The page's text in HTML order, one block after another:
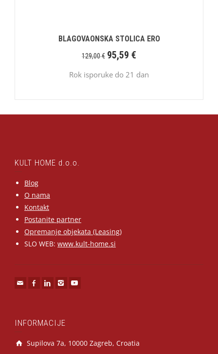
BLAGOVAONSKA STOLICA ERO
129,00€ 95,59 €
Rok isporuke do 21 dan
KULT HOME d.o.o.
Blog
O nama
Kontakt
Postanite partner
Opremanje objekata (Leasing)
SLO WEB: www.kult-home.si
INFORMACIJE
Supilova 7a, 10000 Zagreb, Croatia